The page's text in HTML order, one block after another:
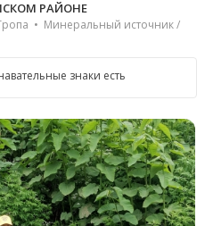
РАЙОНЕ
• Минеральный источник /
знаки есть